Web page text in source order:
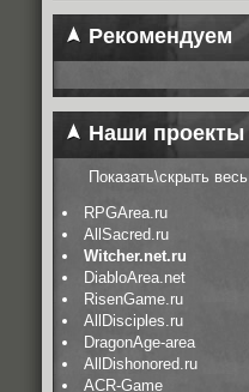
Рекомендуем
Наши проекты
Показать\скрыть весь
RPGArea.ru
AllSacred.ru
Witcher.net.ru
DiabloArea.net
RisenGame.ru
AllDisciples.ru
DragonAge-area
AllDishonored.ru
ACR-Game